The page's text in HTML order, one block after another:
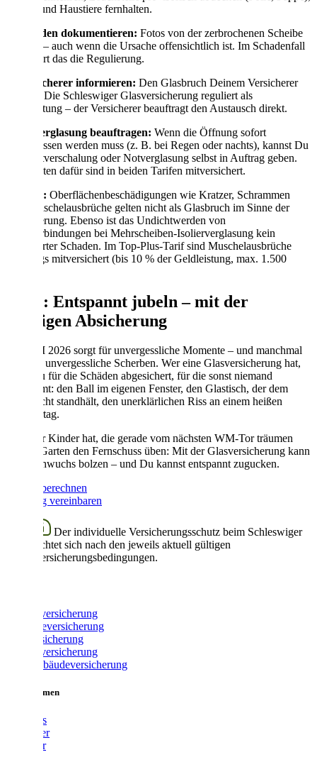
Kinder und Haustiere fernhalten.
2. Schaden dokumentieren: Fotos von der zerbrochenen Scheibe
machen – auch wenn die Ursache offensichtlich ist. Im Schadenfall
erleichtert das die Regulierung.
3. Versicherer informieren: Den Glasbruch Deinem Versicherer
melden. Die Schleswiger Glasversicherung reguliert als
Sachleistung – der Versicherer beauftragt den Austausch direkt.
4. Notverglasung beauftragen: Wenn die Öffnung sofort
verschlossen werden muss (z. B. bei Regen oder nachts), kannst Du
eine Notverschalung oder Notverglasung selbst in Auftrag geben.
Die Kosten dafür sind in beiden Tarifen mitversichert.
Wichtig: Oberflächenbeschädigungen wie Kratzer, Schrammen
oder Muschelausbrüche gelten nicht als Glasbruch im Sinne der
Versicherung. Ebenso ist das Undichtwerden von
Randverbindungen bei Mehrscheiben-Isolierverglasung kein
versicherter Schaden. Im Top-Plus-Tarif sind Muschelausbrüche
allerdings mitversichert (bis 10 % der Geldleistung, max. 1.500
Fazit: Entspannt jubeln – mit der
richtigen Absicherung
Die WM 2026 sorgt für unvergessliche Momente – und manchmal
auch für unvergessliche Scherben. Wer eine Glasversicherung hat,
ist genau für die Schäden abgesichert, für die sonst niemand
aufkommt: den Ball im eigenen Fenster, den Glastisch, der dem
Jubel nicht standhält, den unerklärlichen Riss an einem heißen
Sommertag.
Und wer Kinder hat, die gerade vom nächsten WM-Tor träumen
und im Garten den Fernschuss üben: Mit der Glasversicherung kann
der Nachwuchs bolzen – und Du kannst entspannt zugucken.
Beitrag berechnen
Beratung vereinbaren
Der individuelle Versicherungsschutz beim Schleswiger
richtet sich nach den jeweils aktuell gültigen
Versicherungsbedingungen.
Fahrradversicherung
Gewerbeversicherung
Glasversicherung
Hausratversicherung
Wohngebäudeversicherung
Unternehmen
Über uns
Vermittler
Ratgeber